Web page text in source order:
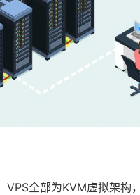
VPS全部为KVM虚拟架构